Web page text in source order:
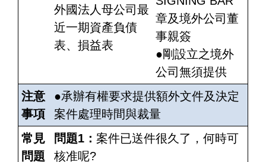
外國法人母公司最
近一期資產負債
表、損益表
章及境外公司董
事親簽
●剛設立之境外
公司無須提供
注意
事項
●承辦有權要求提供額外文件及決定
案件處理時間與裁量
常見
問題
問題1： 案件已送件很久了，何時可
核准呢?